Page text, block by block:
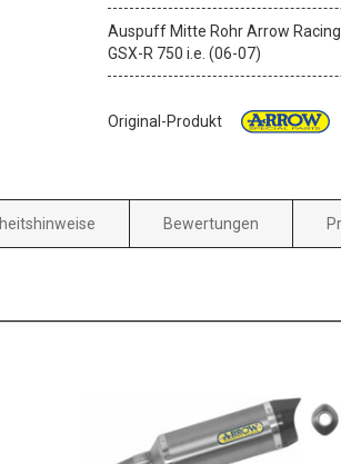
Auspuff Mitte Rohr Arrow
GSX-R 750 i.e. (06-07)
Original-Produkt
Bewertungen